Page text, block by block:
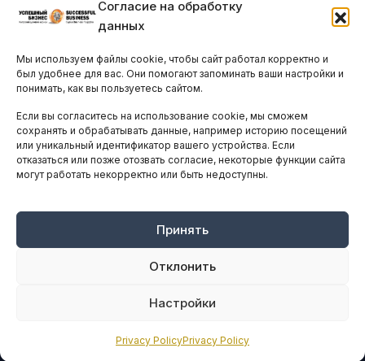
Согласие на обработку
данных
Мы используем файлы cookie, чтобы сайт работал корректно и
был удобнее для вас. Они помогают запоминать ваши настройки и
понимать, как вы пользуетесь сайтом.
Если вы согласитесь на использование cookie, мы сможем
сохранять и обрабатывать данные, например историю посещений
или уникальный идентификатор вашего устройства. Если
отказаться или позже отозвать согласие, некоторые функции сайта
могут работать некорректно или быть недоступны.
Принять
Отклонить
Настройки
Privacy PolicyPrivacy Policy
Бизнес-клубы и ассоциации
Остальные новости
АНАЛИТИКА И СТАТИСТИКА
ARTICLES IN ENGLISH
НАВИГАЦИЯ
Оплата онлайн